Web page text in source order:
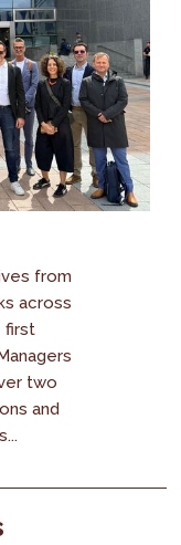
from
across
first
two
and